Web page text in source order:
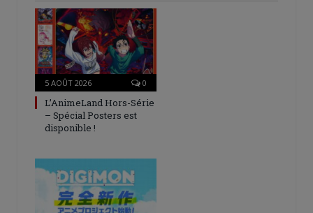
5 AOÛT 2026 0
L’AnimeLand Hors-Série
– Spécial Posters est
disponible !